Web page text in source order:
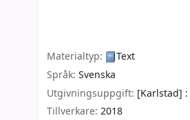
Materialtyp:
Text
Språk: Svenska
Utgivningsuppgift: [Karlstad] :
Tillverkare: 2018